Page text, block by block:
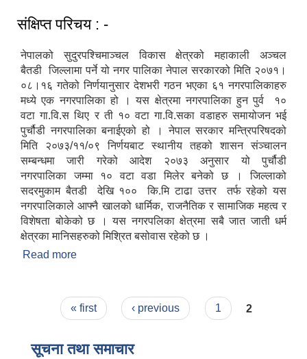
संक्षिप्त परिचय : -
नेपालको सुदुरपश्चिमाञ्चल विकास क्षेत्रको महाकाली अञ्चल
बैतडी जिल्लामा पर्ने यो नगर पालिका नेपाल सरकारको मिति २०७१।
०८।१६ गतेको निर्णयानुसार देशभरी गठन भएका ६१ नगरपालिकाहरु
मध्ये एक नगरपालिका हो । यस क्षेत्रमा नगरपालिका हुन पुर्व १०
वटा गा.वि.स थिए र ती १० वटा गा.वि.सका वडाहरु समायोजन भई
पुर्चौडी नगरपालिका बनाईएको हो । नेपाल सरकार मन्त्रिपरिषदको
मिति २०७३/११/०९ निर्णयबाट स्थानीय तहको शासन संञ्चालन
सम्बन्धमा जारी गरेको आदेश २०७३ अनुसार यो पुर्चौडी
नगरपालिका जम्मा १० वटा वडा मिलेर बनेको छ । जिल्लाको
सदरमुकाम बैतडी देखि १०० कि.मि टाढा उत्तर तर्फ रहेको यस
नगरपालिकाले आफ्नै खालको धार्मिक, राजनैतिक र सामाजिक महत्व र
विशेषता बोकेको छ । यस नगरपलिका क्षेत्रमा सबै जात जाती धर्म
क्षेत्रका मानिसहरुको मिश्रित बसोवास रहेको छ ।
Read more
Pages« first ‹ previous 1 2
सूचना तथा समाचार